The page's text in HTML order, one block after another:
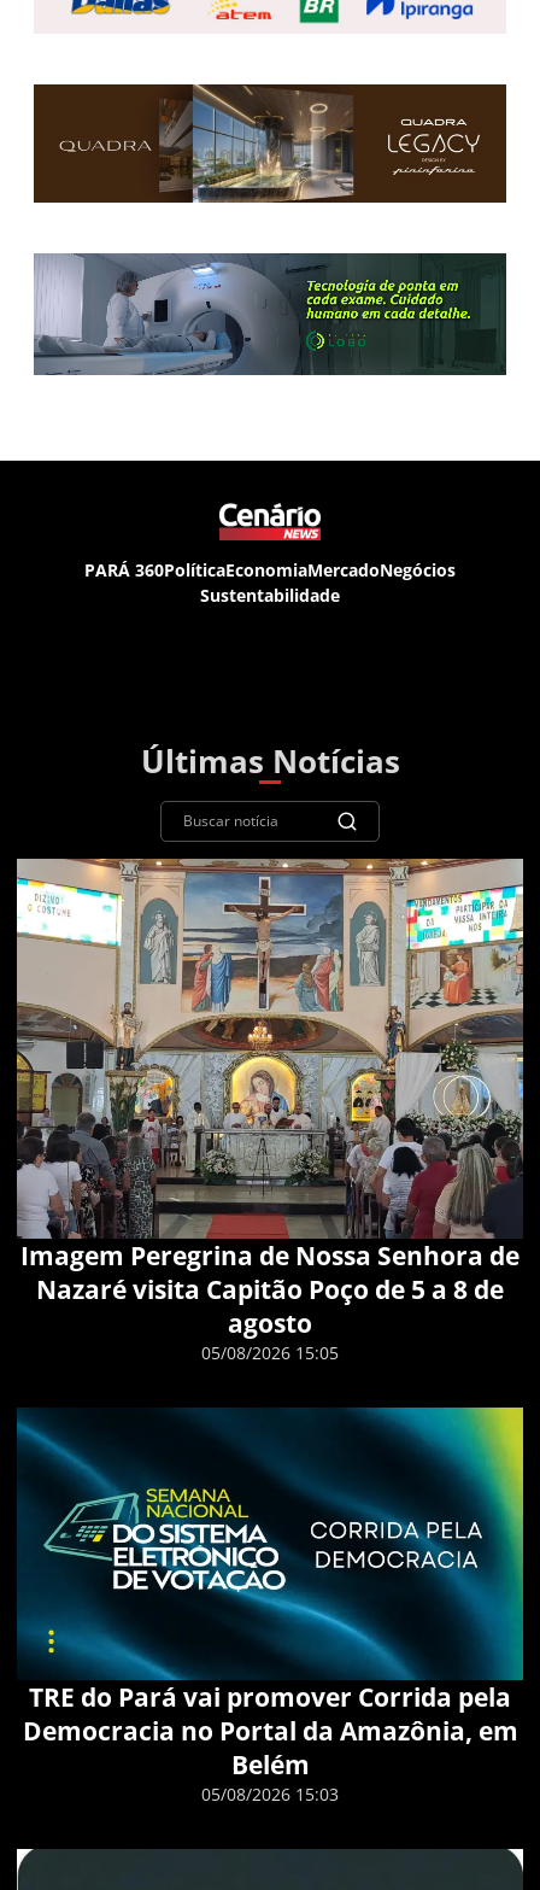
PARÁ 360PolíticaEconomiaMercadoNegócios
Sustentabilidade
Últimas Notícias
Imagem Peregrina de Nossa Senhora de
Nazaré visita Capitão Poço de 5 a 8 de
agosto
05/08/2026 15:05
TRE do Pará vai promover Corrida pela
Democracia no Portal da Amazônia, em
Belém
05/08/2026 15:03